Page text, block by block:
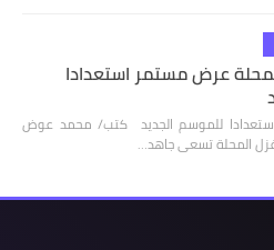
عرض مستمر استعدادا
للموسم الجديد كتب/ محمد عوض
المحلة تسعى جاهد…